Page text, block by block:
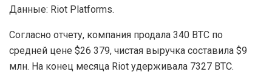
Данные: Riot Platforms.
Согласно отчету, компания продала 340 BTC по
средней цене $26 379, чистая выручка составила $9
млн. На конец месяца Riot удерживала 7327 BTC.